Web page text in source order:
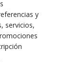
y
servicios,